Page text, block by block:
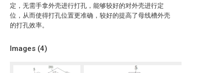
定，无需手拿外壳进行打孔，能够较好的对外壳进行定
位，从而使得打孔位置更准确，较好的提高了母线槽外壳
的打孔效率。
Images (4)